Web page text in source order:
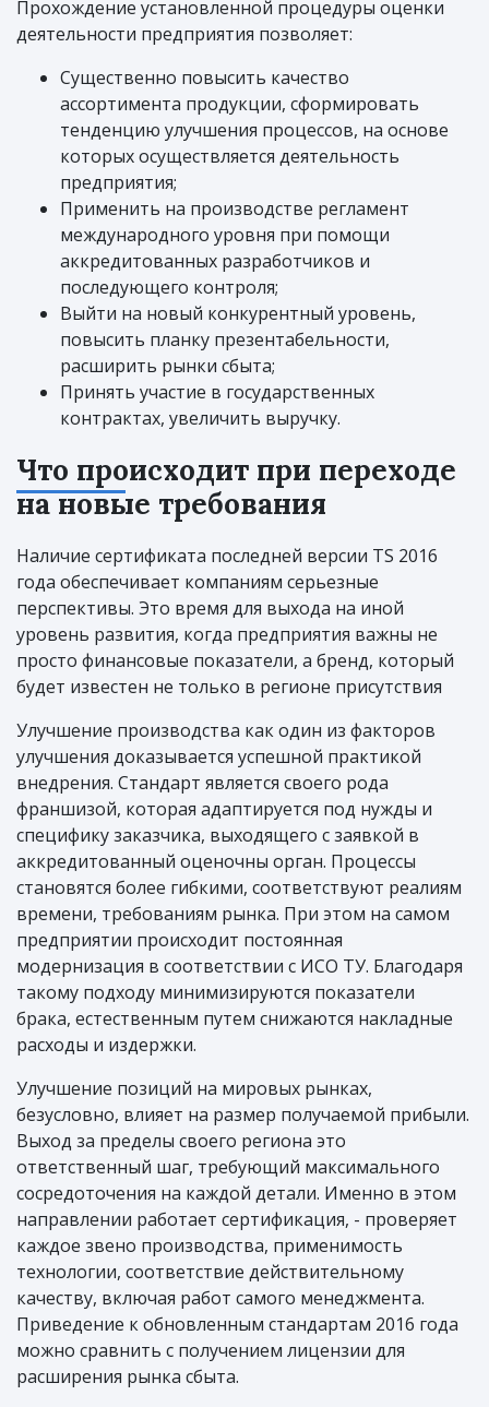
Прохождение установленной процедуры оценки
деятельности предприятия позволяет:
Существенно повысить качество
ассортимента продукции, сформировать
тенденцию улучшения процессов, на основе
которых осуществляется деятельность
предприятия;
Применить на производстве регламент
международного уровня при помощи
аккредитованных разработчиков и
последующего контроля;
Выйти на новый конкурентный уровень,
повысить планку презентабельности,
расширить рынки сбыта;
Принять участие в государственных
контрактах, увеличить выручку.
Что происходит при переходе
на новые требования
Наличие сертификата последней версии TS 2016
года обеспечивает компаниям серьезные
перспективы. Это время для выхода на иной
уровень развития, когда предприятия важны не
просто финансовые показатели, а бренд, который
будет известен не только в регионе присутствия
Улучшение производства как один из факторов
улучшения доказывается успешной практикой
внедрения. Стандарт является своего рода
франшизой, которая адаптируется под нужды и
специфику заказчика, выходящего с заявкой в
аккредитованный оценочны орган. Процессы
становятся более гибкими, соответствуют реалиям
времени, требованиям рынка. При этом на самом
предприятии происходит постоянная
модернизация в соответствии с ИСО ТУ. Благодаря
такому подходу минимизируются показатели
брака, естественным путем снижаются накладные
расходы и издержки.
Улучшение позиций на мировых рынках,
безусловно, влияет на размер получаемой прибыли.
Выход за пределы своего региона это
ответственный шаг, требующий максимального
сосредоточения на каждой детали. Именно в этом
направлении работает сертификация, - проверяет
каждое звено производства, применимость
технологии, соответствие действительному
качеству, включая работ самого менеджмента.
Приведение к обновленным стандартам 2016 года
можно сравнить с получением лицензии для
расширения рынка сбыта.